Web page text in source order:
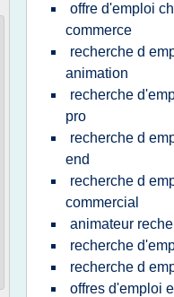
offre d'emploi
commerce
recherche d
animation
recherche
pro
recherche d
end
recherche d
commercial
animateur
recherche
recherche d
offres d'emploi